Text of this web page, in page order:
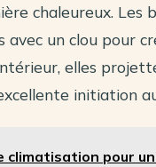
chaleureux. Les
un clou pour
elles
excellente initiation
climatisation pour